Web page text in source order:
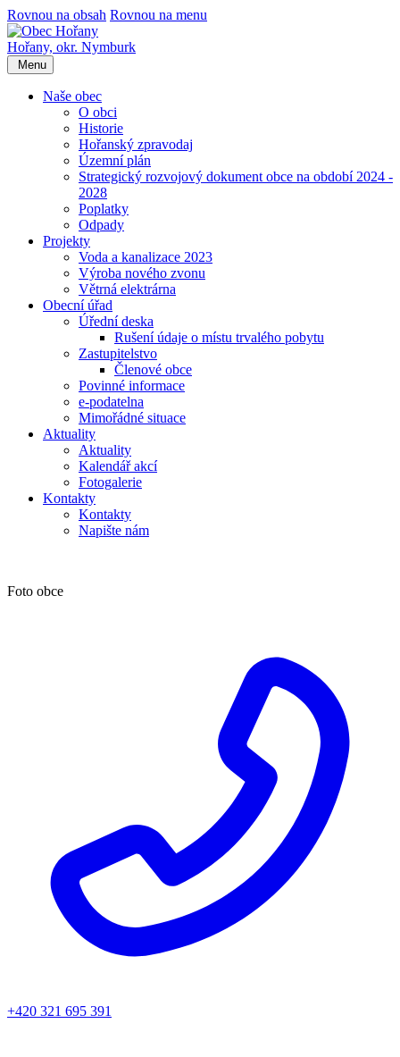
Rovnou na obsah Rovnou na menu
Hořany, okr. Nymburk
Menu
Naše obec
O obci
Historie
Hořanský zpravodaj
Územní plán
Strategický rozvojový dokument obce na období 2024 -
2028
Poplatky
Odpady
Projekty
Voda a kanalizace 2023
Výroba nového zvonu
Větrná elektrárna
Obecní úřad
Úřední deska
Rušení údaje o místu trvalého pobytu
Zastupitelstvo
Členové obce
Povinné informace
e-podatelna
Mimořádné situace
Aktuality
Aktuality
Kalendář akcí
Fotogalerie
Kontakty
Kontakty
Napište nám
Foto obce
+420 321 695 391